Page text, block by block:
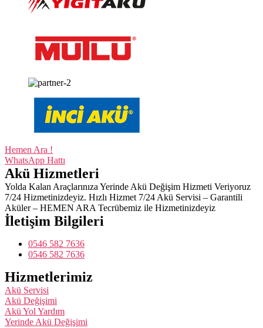
Hemen Ara !
WhatsApp Hattı
Akü Hizmetleri
Yolda Kalan Araçlarınıza Yerinde Akü Değişim Hizmeti Veriyoruz
7/24 Hizmetinizdeyiz. Hızlı Hizmet 7/24 Akü Servisi – Garantili
Aküler – HEMEN ARA Tecrübemiz ile Hizmetinizdeyiz
İletişim Bilgileri
0546 582 7636
0546 582 7636
Hizmetlerimiz
Akü Servisi
Akü Değişimi
Akü Yol Yardım
Yerinde Akü Değişimi